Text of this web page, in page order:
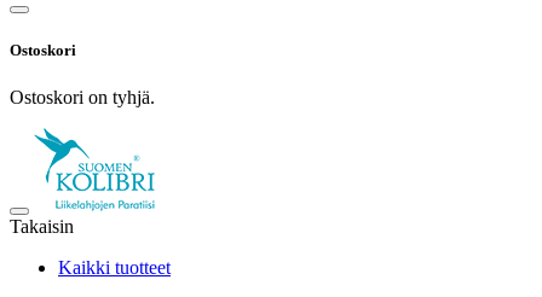
Ostoskori
Ostoskori on tyhjä.
Takaisin
Kaikki tuotteet